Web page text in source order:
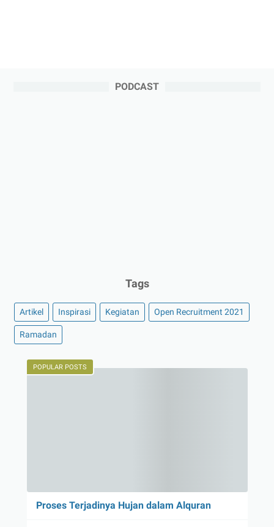
PODCAST
Tags
Artikel Inspirasi Kegiatan Open Recruitment 2021
Ramadan
POPULAR POSTS
Proses Terjadinya Hujan dalam Alquran